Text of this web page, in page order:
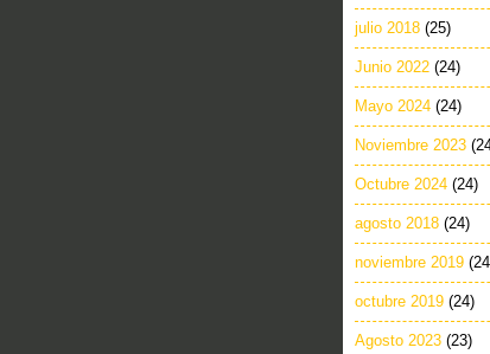
julio 2018 (25)
Junio 2022 (24)
Mayo 2024 (24)
Noviembre 2023
Octubre 2024 (24)
agosto 2018 (24)
noviembre 2019
octubre 2019 (24)
Agosto 2023 (23)